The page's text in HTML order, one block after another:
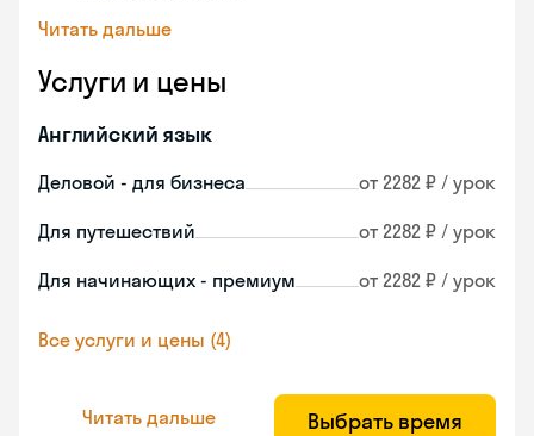
Читать дальше
Услуги и цены
Английский язык
Деловой - для бизнеса от 2282 ₽ / урок
Для путешествий от 2282 ₽ / урок
Для начинающих - премиум от 2282 ₽ / урок
Все услуги и цены (4)
Читать дальше Выбрать время